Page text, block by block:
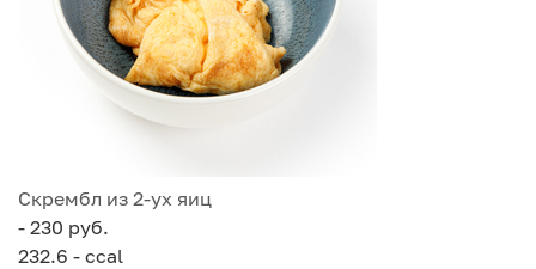
Скрембл из 2-ух яиц
- 230 руб.
232.6 - ccal